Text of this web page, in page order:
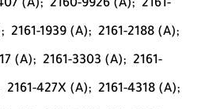
(A); 2160-9926 (A); 2161-
2161-1939 (A); 2161-2188 (A);
(A); 2161-3303 (A); 2161-
2161-427X (A); 2161-4318 (A);